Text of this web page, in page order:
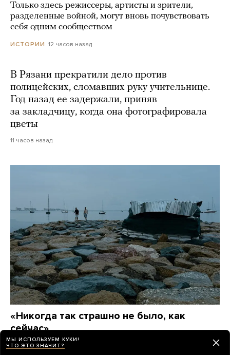
Только здесь режиссеры, артисты и зрители,
разделенные войной, могут вновь почувствовать
себя одним сообществом
ИСТОРИИ 12 часов назад
В Рязани прекратили дело против
полицейских, сломавших руку учительнице.
Год назад ее задержали, приняв
за закладчицу, когда она фотографировала
цветы
11 часов назад
«Никогда так страшно не было, как
сейчас»
Лето 2026 года в Крыму. Вот каким его запомнят
жители полуострова — без топлива, электричества,
МЫ ИСПОЛЬЗУЕМ КУКИ!
ЧТО ЭТО ЗНАЧИТ?